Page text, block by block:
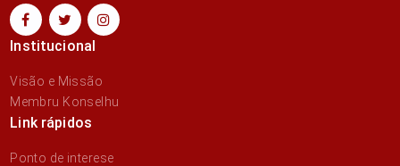
Institucional
Visão e Missão
Membru Konselhu
Link rápidos
Ponto de interese